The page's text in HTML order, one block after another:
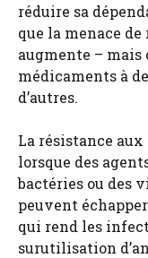
réduire sa
que la menace
augmente –
médicaments à
d’autres.
La résistance
lorsque des
bactéries ou des
peuvent
qui rend les
surutilisation